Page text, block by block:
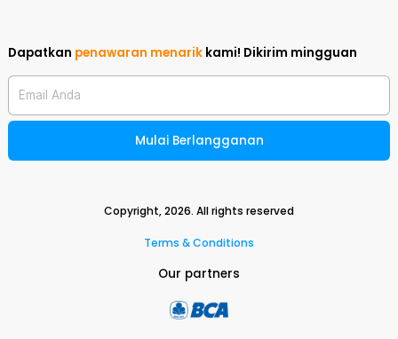
Dapatkan penawaran menarik kami! Dikirim mingguan
Email Anda
Mulai Berlangganan
Copyright,2026. All rights reserved
Terms & Conditions
Our partners